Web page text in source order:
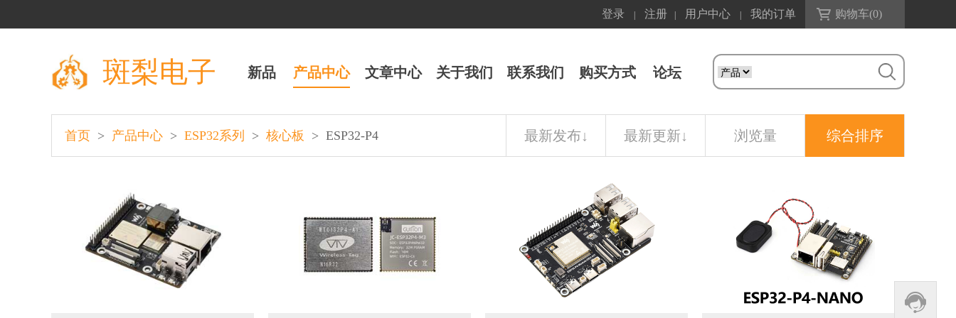
登录 注册 用户中心 我的订单 购物车(0)
斑梨电子 新品 产品中心 文章中心 关于我们 联系我们 购买方式 论坛
首页 > 产品中心 > ESP32系列 > 核心板 > ESP32-P4 最新发布↓ 最新更新↓ 浏览量 综合排序